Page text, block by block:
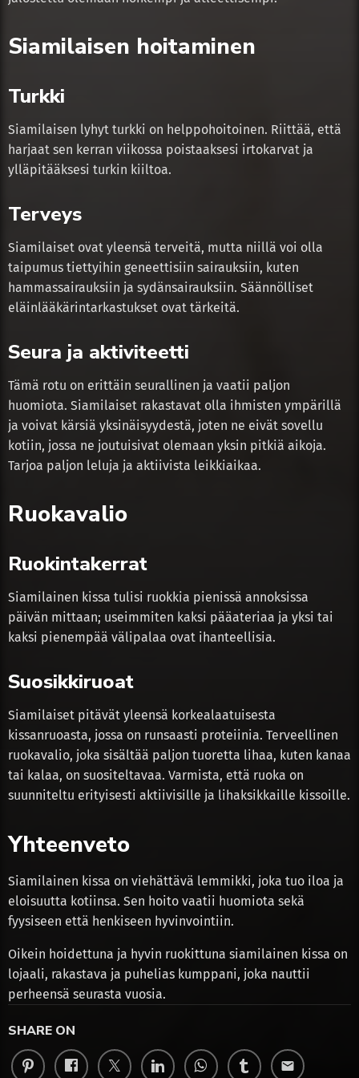
Siamilaisen hoitaminen
Turkki
Siamilaisen lyhyt turkki on helppohoitoinen. Riittää, että
harjaat sen kerran viikossa poistaaksesi irtokarvat ja
ylläpitääksesi turkin kiiltoa.
Terveys
Siamilaiset ovat yleensä terveitä, mutta niillä voi olla
taipumus tiettyihin geneettisiin sairauksiin, kuten
hammassairauksiin ja sydänsairauksiin. Säännölliset
eläinlääkärintarkastukset ovat tärkeitä.
Seura ja aktiviteetti
Tämä rotu on erittäin seurallinen ja vaatii paljon
huomiota. Siamilaiset rakastavat olla ihmisten ympärillä
ja voivat kärsiä yksinäisyydestä, joten ne eivät sovellu
kotiin, jossa ne joutuisivat olemaan yksin pitkiä aikoja.
Tarjoa paljon leluja ja aktiivista leikkiaikaa.
Ruokavalio
Ruokintakerrat
Siamilainen kissa tulisi ruokkia pienissä annoksissa
päivän mittaan; useimmiten kaksi pääateriaa ja yksi tai
kaksi pienempää välipalaa ovat ihanteellisia.
Suosikkiruoat
Siamilaiset pitävät yleensä korkealaatuisesta
kissanruoasta, jossa on runsaasti proteiinia. Terveellinen
ruokavalio, joka sisältää paljon tuoretta lihaa, kuten kanaa
tai kalaa, on suositeltavaa. Varmista, että ruoka on
suunniteltu erityisesti aktiivisille ja lihaksikkaille kissoille.
Yhteenveto
Siamilainen kissa on viehättävä lemmikki, joka tuo iloa ja
eloisuutta kotiinsa. Sen hoito vaatii huomiota sekä
fyysiseen että henkiseen hyvinvointiin.
Oikein hoidettuna ja hyvin ruokittuna siamilainen kissa on
lojaali, rakastava ja puhelias kumppani, joka nauttii
perheensä seurasta vuosia.
SHARE ON
email